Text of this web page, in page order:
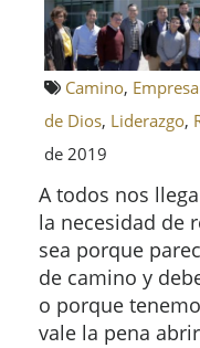
Camino,
de Dios, Liderazgo,
de 2019
A todos nos
la necesidad de
sea porque
de camino y
o porque
vale la pena